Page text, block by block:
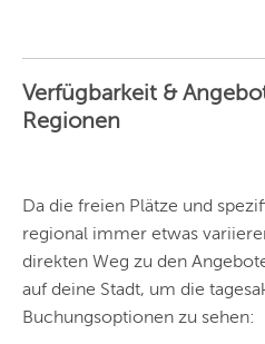
Vorschlag
Hier findest du
allem Online-
Verfügbarkeit &
Regionen
Da die freien Plätze und
regional immer etwas
direkten Weg zu den
auf deine Stadt, um die
Buchungsoptionen zu sehen: